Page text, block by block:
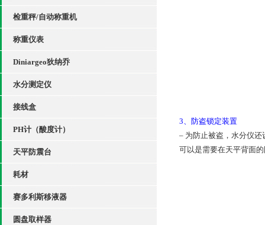
检重秤/自动称重机
称重仪表
Diniargeo狄纳乔
水分测定仪
接线盒
PH计（酸度计）
天平防震台
耗材
赛多利斯移液器
圆盘取样器
3、防盗锁定装置
– 为防止被盗，水分仪
可以是需要在天平背面